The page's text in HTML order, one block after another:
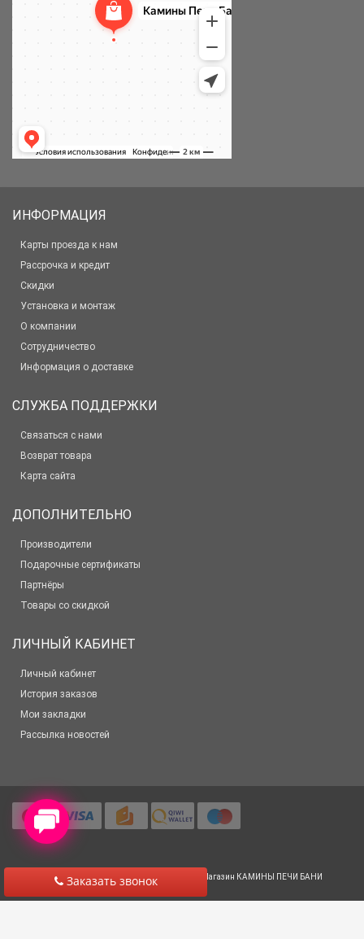
Заказать звонок
ИНФОРМАЦИЯ
Карты проезда к нам
Рассрочка и кредит
Скидки
Установка и монтаж
О компании
Сотрудничество
Информация о доставке
СЛУЖБА ПОДДЕРЖКИ
Связаться с нами
Возврат товара
Карта сайта
ДОПОЛНИТЕЛЬНО
Производители
Подарочные сертификаты
Партнёры
Товары со скидкой
ЛИЧНЫЙ КАБИНЕТ
Личный кабинет
История заказов
Мои закладки
Рассылка новостей
© 2012-2025 Все права защищены Салон-Магазин КАМИНЫ ПЕЧИ БАНИ